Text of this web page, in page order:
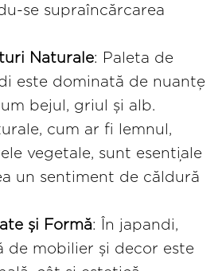
se supraîncărcarea
Naturale: Paleta de
este dominată de nuanțe
bejul, griul și alb.
cum ar fi lemnul,
vegetale, sunt esențiale
un sentiment de căldură
și Formă: În japandi,
de mobilier și decor este